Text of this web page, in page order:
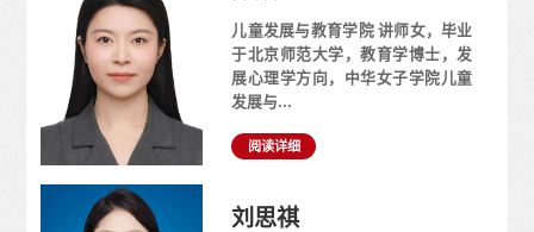
儿童发展与教育学院 讲师女，毕业
于北京师范大学，教育学博士，发
展心理学方向，中华女子学院儿童
发展与...
阅读详细
刘思祺